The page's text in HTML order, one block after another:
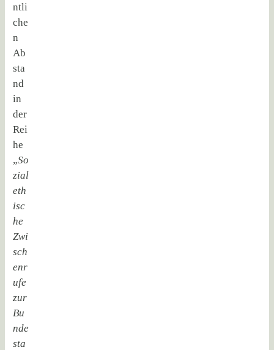
ntli
che
n
Ab
sta
nd
in
der
Rei
he
„So
zial
eth
isc
he
Zwi
sch
enr
ufe
zur
Bu
nde
sta